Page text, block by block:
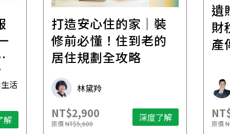
活
解
打造安心住的家｜裝
修前必懂！住到老的
居住規劃全攻略
林黛羚
NT$2,900
原價NT$5,600 深度了解
遺
財
產
原價